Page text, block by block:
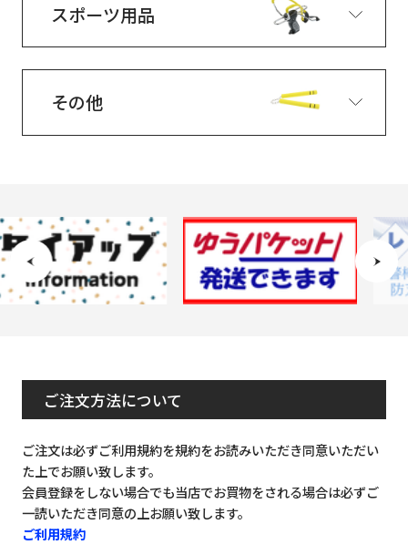
スポーツ用品
その他
ご注文方法について
ご注文は必ずご利用規約を規約をお読みいただき同意いただい
た上でお願い致します。
会員登録をしない場合でも当店でお買物をされる場合は必ずご
一読いただき同意の上お願い致します。
ご利用規約